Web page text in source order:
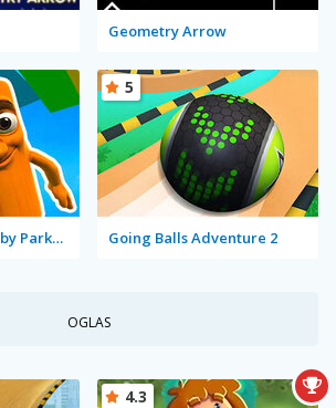
Geometry Arrow
Italian Brainrot Obby Parkour Going Balls Adventure 2
5
OGLAS
4.3